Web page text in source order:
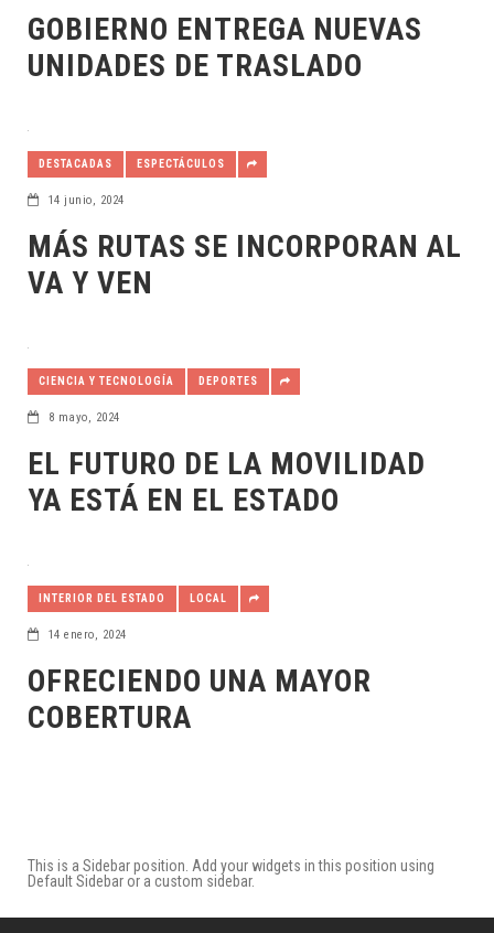
GOBIERNO ENTREGA NUEVAS
UNIDADES DE TRASLADO
DESTACADAS ESPECTÁCULOS
14 junio, 2024
MÁS RUTAS SE INCORPORAN AL
VA Y VEN
CIENCIA Y TECNOLOGÍA DEPORTES
8 mayo, 2024
EL FUTURO DE LA MOVILIDAD
YA ESTÁ EN EL ESTADO
INTERIOR DEL ESTADO LOCAL
14 enero, 2024
OFRECIENDO UNA MAYOR
COBERTURA
This is a Sidebar position. Add your widgets in this position using
Default Sidebar or a custom sidebar.